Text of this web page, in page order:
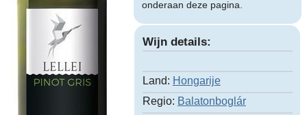
onderaan deze pagina.
Wijn details:
Land: Hongarije
Regio: Balatonboglár